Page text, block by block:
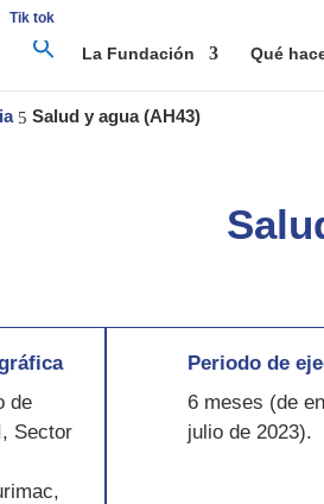
Tik tok
La Fundación Qué
5 Salud y agua (AH43)
de
Sector
Periodo de
6 meses (de
julio de 2023).